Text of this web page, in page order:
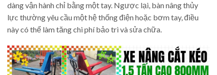
dàng vận hành chỉ bằng một tay. Ngược lại, bàn nâng thủy
lực thường yêu cầu một hệ thống điện hoặc bơm tay, điều
này có thể làm tăng chi phí bảo trì và sửa chữa.